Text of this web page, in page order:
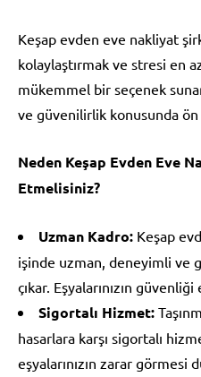
Keşap evden eve nakliyat
kolaylaştırmak ve stresi en
mükemmel bir seçenek
ve güvenilirlik konusunda ön
Neden Keşap Evden Eve
Etmelisiniz?
Uzman Kadro: Keşap
işinde uzman, deneyimli ve
çıkar. Eşyalarınızın
Sigortalı Hizmet:
hasarlara karşı sigortalı
eşyalarınızın zarar görmesi